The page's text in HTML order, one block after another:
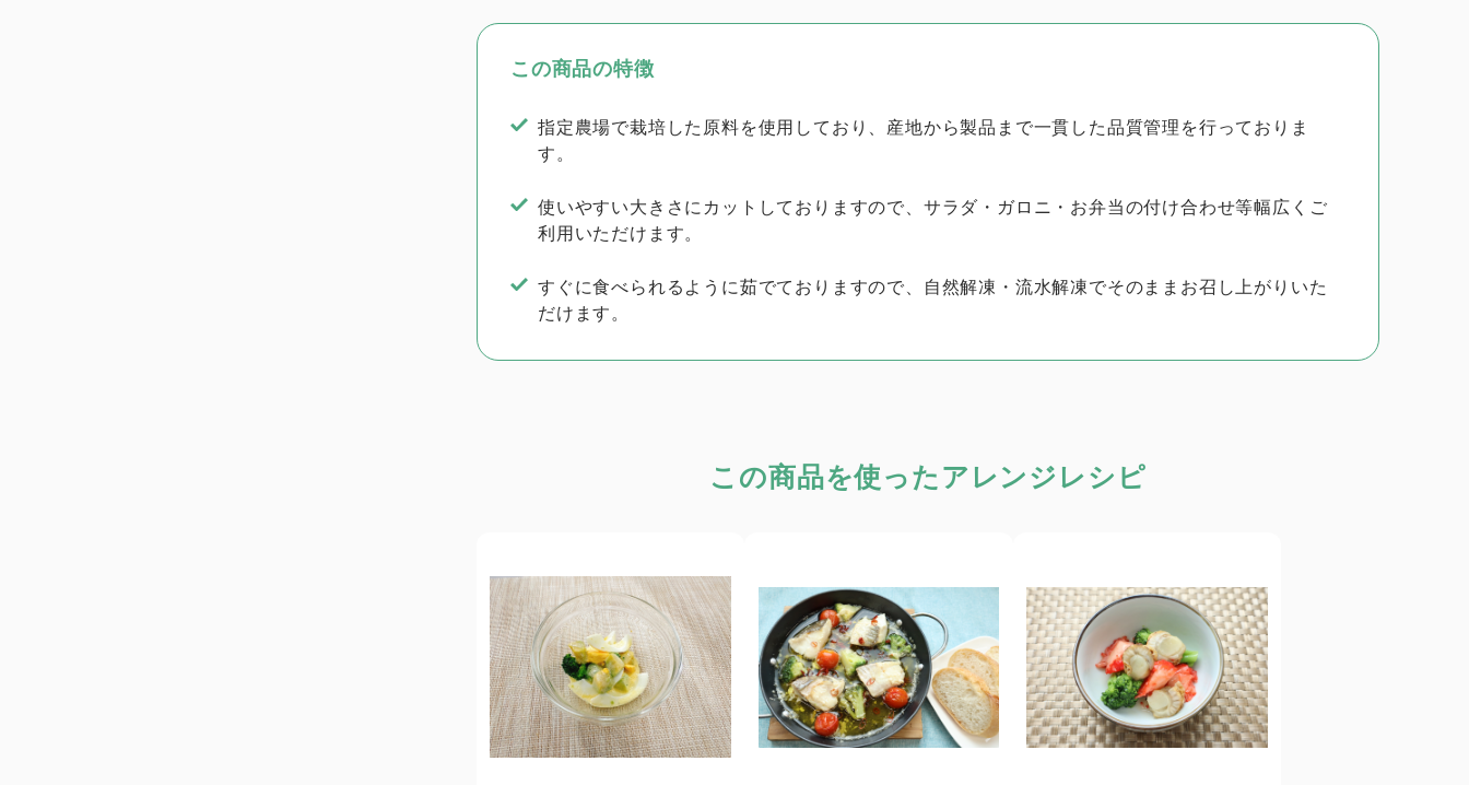
この商品の特徴
指定農場で栽培した原料を使用しており、産地から製品まで一貫した品質管理を行っておりま
す。
使いやすい大きさにカットしておりますので、サラダ・ガロニ・お弁当の付け合わせ等幅広くご
利用いただけます。
すぐに食べられるように茹でておりますので、自然解凍・流水解凍でそのままお召し上がりいた
だけます。
この商品を使った アレンジレシピ